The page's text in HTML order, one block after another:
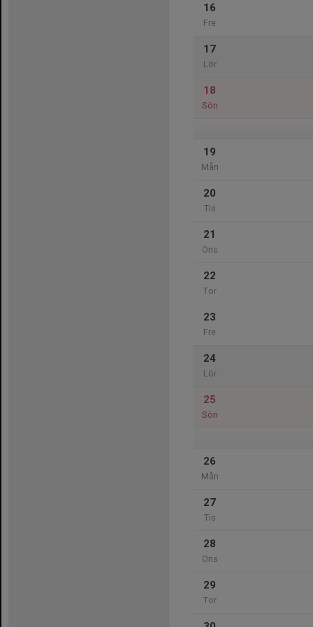
16
Fre
17
Lör
18
Sön
19
Mån
20
Tis
21
Ons
22
Tor
23
Fre
24
Lör
25
Sön
26
Mån
27
Tis
28
Ons
29
Tor